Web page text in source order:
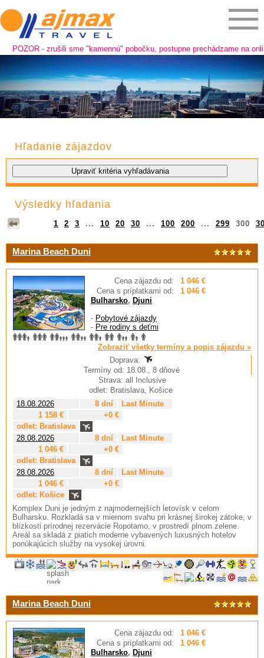
- zrušili sme "kamennú" pobočku, postupne prechádzame na online
Hľadanie zájazdov
Výsledky hľadania
1 2 3 ... 10 20 30 ... 100 200 ... 299 300
Marina Beach Duni
Cena zájazdu od:
1 046 €
Cena s príplatkami od:
1 046 €
Bulharsko, Djuni
- Pobytové zájazdy
- Pre rodiny s deťmi
Zobraziť všetky termíny a popis zájazdu »
Doprava:
Termíny od: 18.08., 8 dňové
Strava: all Inclusive
odlet: Bratislava, Košice
18.08.2026
8 dní
Last Minute
1 158 €
+0 €
odlet: Bratislava
28.08.2026
8 dní
Last Minute
1 046 €
+0 €
odlet: Bratislava
28.08.2026
8 dní
Last Minute
1 046 €
+0 €
odlet: Košice
Komplex Duni je jedným z najmodernejších letovísk v celom
Bulharsku. Rozkladá sa v miernom svahu pri krásnej širokej zátoke, v
blízkosti prírodnej rezervácie Ropotamo, v prostredí plnom zelene.
Areál sa skladá z piatich moderne vybavených luxusných hotelov
ponúkajúcich služby na vysokej úrovni.
Marina Beach Duni
Cena zájazdu od:
1 046 €
Cena s príplatkami od:
1 046 €
Bulharsko, Djuni